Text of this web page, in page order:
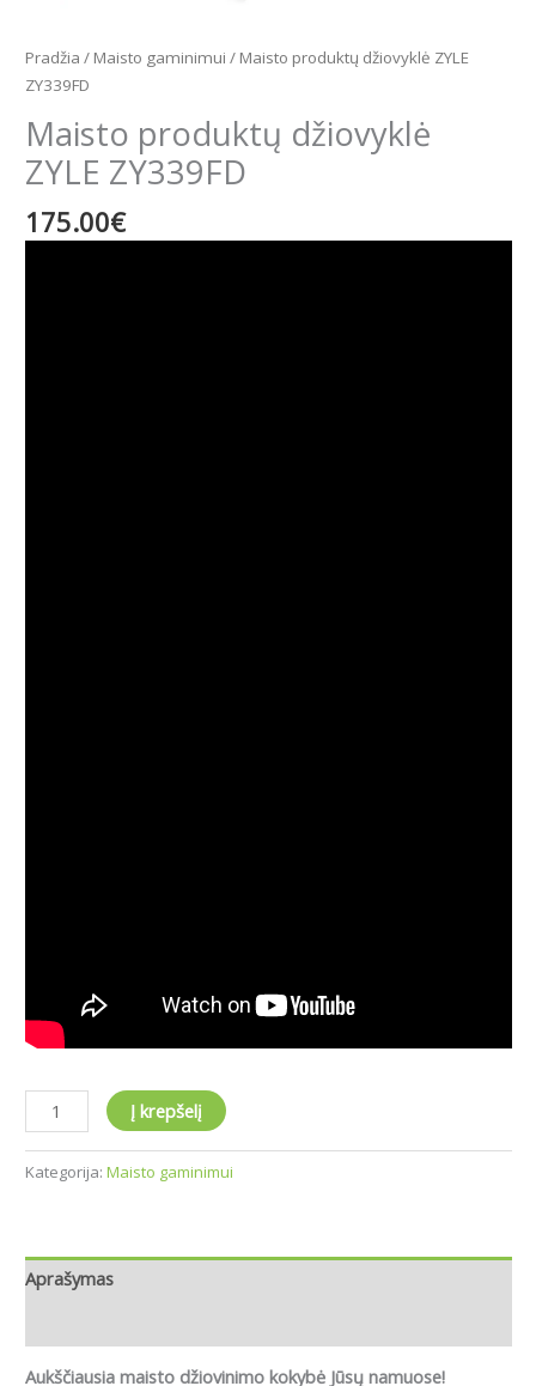
Pradžia / Maisto gaminimui / Maisto produktų džiovyklė ZYLE
ZY339FD
Maisto produktų džiovyklė
ZYLE ZY339FD
175.00€
Į krepšelį
Kategorija: Maisto gaminimui
Aprašymas
Aukščiausia maisto džiovinimo kokybė Jūsų namuose!